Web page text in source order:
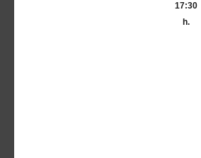
17:30
h.